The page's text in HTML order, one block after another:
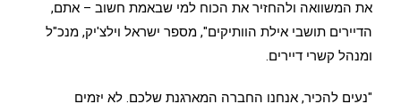
את המשוואה ולהחזיר את הכוח למי שבאמת חשוב – אתם,
הדיירים תושבי אילת הוותיקים", מספר ישראל וילצ'יק, מנכ"ל
ומנהל קשרי דיירים.
"נעים להכיר, אנחנו החברה המארגנת שלכם. לא יזמים